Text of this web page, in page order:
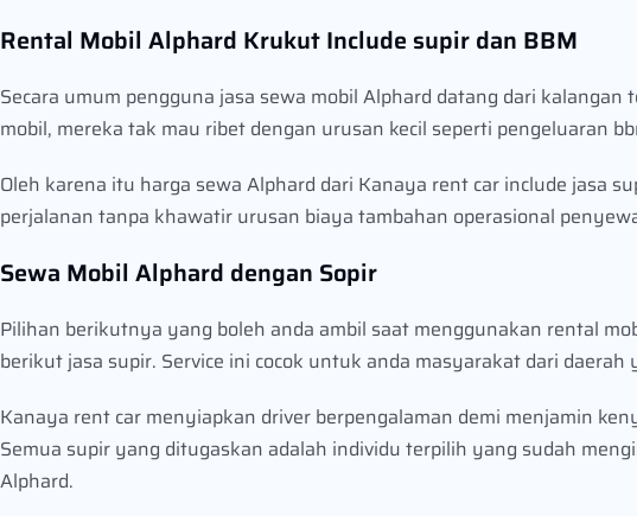
Rental Mobil Alphard Krukut Include supir dan BBM
Secara umum pengguna jasa sewa mobil Alphard datang dari
mobil, mereka tak mau ribet dengan urusan kecil seperti pengeluaran
Oleh karena itu harga sewa Alphard dari Kanaya rent car include jasa
perjalanan tanpa khawatir urusan biaya tambahan operasional
Sewa Mobil Alphard dengan Sopir
Pilihan berikutnya yang boleh anda ambil saat menggunakan rental
berikut jasa supir. Service ini cocok untuk anda masyarakat dari
Kanaya rent car menyiapkan driver berpengalaman demi menjamin
Semua supir yang ditugaskan adalah individu terpilih yang sudah
Alphard.